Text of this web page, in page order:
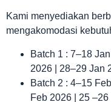
Kami menyediakan
mengakomodasi
Batch 1 : 7–18
2026 | 28–29 Jan
Batch 2 : 4–15
Feb 2026 | 25